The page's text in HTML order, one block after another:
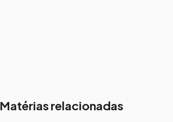
Matérias relacionadas